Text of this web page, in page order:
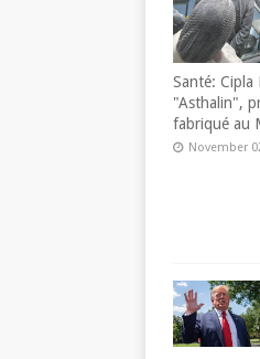
Santé: Cipla
"Asthalin",
fabriqué au
November